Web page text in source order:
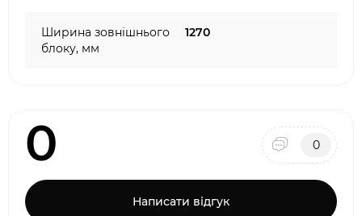
Ширина зовнішнього
блоку, мм
1270
0 0
Написати відгук